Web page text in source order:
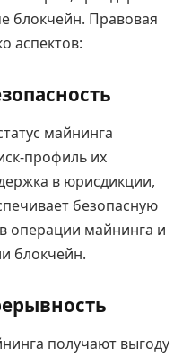
блокчейн. Правовая
аспектов:
майнинга
профиль их
в юрисдикции,
безопасную
операции майнинга и
блокчейн.
получают выгоду